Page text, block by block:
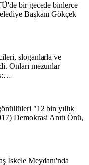
bir gecede binlerce
Başkanı Gökçek
sloganlarla ve
Onları mezunlar
"12 bin yıllık
Demokrasi Anıtı Önü,
İskele Meydanı'nda